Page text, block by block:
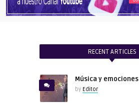
RECENT ARTICLES
Música y emociones
by Editor